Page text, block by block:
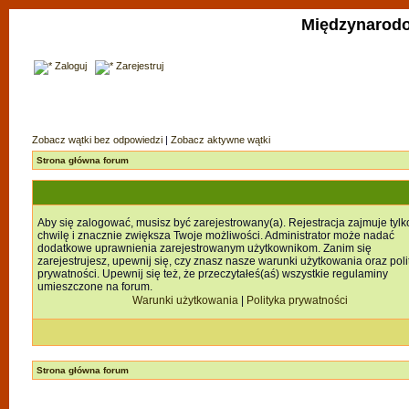
Zaloguj Zarejestruj
Zobacz wątki bez odpowiedzi | Zobacz aktywne wątki
Strona główna forum
Aby się zalogować, musisz być zarejestrowany(a). Rejestracja zajmuje
chwilę i znacznie zwiększa Twoje możliwości. Administrator może nadać
dodatkowe uprawnienia zarejestrowanym użytkownikom. Zanim się
zarejestrujesz, upewnij się, czy znasz nasze warunki użytkowania oraz
prywatności. Upewnij się też, że przeczytałeś(aś) wszystkie regulaminy
umieszczone na forum.
Warunki użytkowania| Polityka prywatności
Strona główna forum